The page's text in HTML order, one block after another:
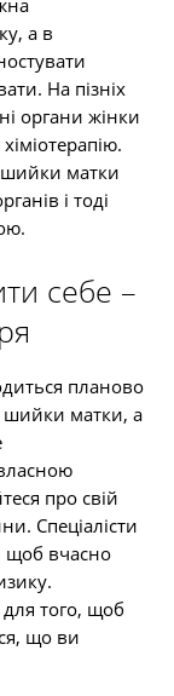
а в
На пізніх
органи жінки
шийки матки
і тоді
себе –
планово
шийки матки, а
про свій
Спеціалісти
щоб вчасно
того, щоб
що ви